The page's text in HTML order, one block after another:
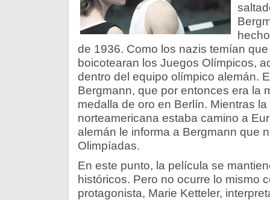
de 1936. Como los nazis temían
boicotearan los Juegos Olímpicos,
dentro del equipo olímpico alemán.
Bergmann, que por entonces era la
medalla de oro en Berlín. Mientras
norteamericana estaba camino a
alemán le informa a Bergmann que
Olimpíadas.
En este punto, la película se
históricos. Pero no ocurre lo mismo
protagonista, Marie Ketteler,